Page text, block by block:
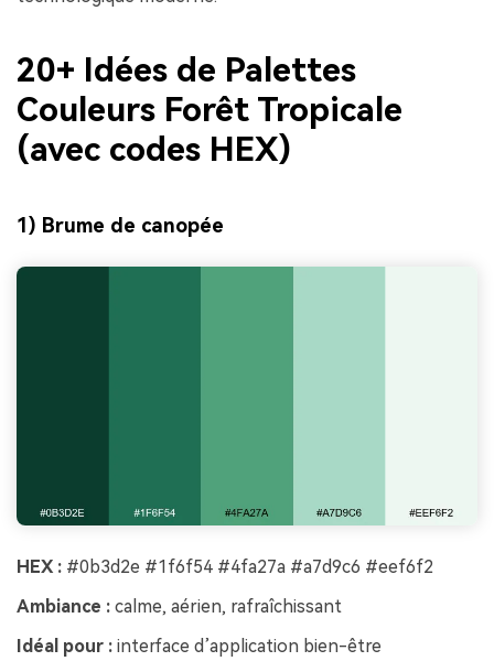
20+ Idées de Palettes
Couleurs Forêt Tropicale
(avec codes HEX)
1) Brume de canopée
HEX : #0b3d2e #1f6f54 #4fa27a #a7d9c6 #eef6f2
Ambiance : calme, aérien, rafraîchissant
Idéal pour : interface d’application bien-être